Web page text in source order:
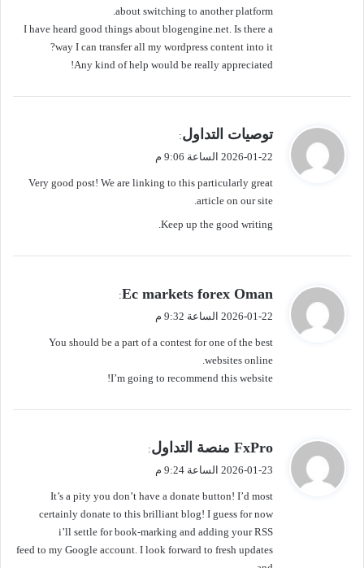
about switching to another platform.
I have heard good things about blogengine.net. Is there a
way I can transfer all my wordpress content into it?
Any kind of help would be really appreciated!
ي
ل
توصيات التداول:
2026-01-22 الساعة 9:06 م
Very good post! We are linking to this particularly great
article on our site.
Keep up the good writing.
ي
ل
Ec markets forex Oman
:
2026-01-22 الساعة 9:32 م
You should be a part of a contest for one of the best
websites online.
I’m going to recommend this website!
ي
ل
FxPro منصة التداول
:
2026-01-23 الساعة 9:24 م
It’s a pity you don’t have a donate button! I’d most
certainly donate to this brilliant blog! I guess for now
i’ll settle for book-marking and adding your RSS
feed to my Google account. I look forward to fresh updates